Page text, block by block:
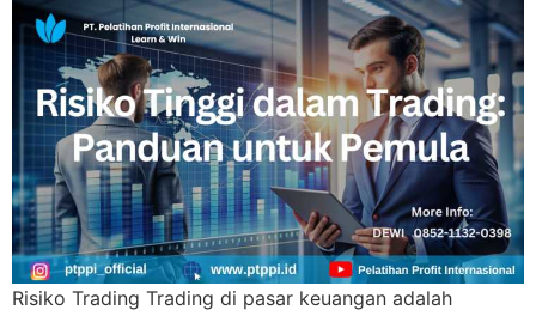
Risiko Trading Trading di pasar keuangan adalah